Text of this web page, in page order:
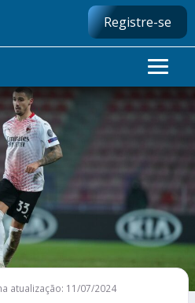
Registre-se
atualização: 11/07/2024